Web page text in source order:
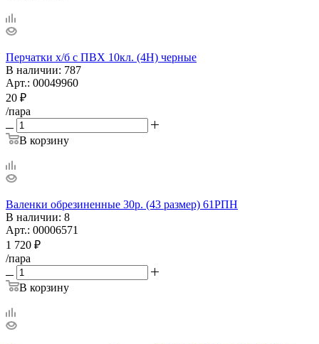
Перчатки х/б с ПВХ 10кл. (4Н) черные
В наличии: 787
Арт.: 00049960
20 ₽
/пара
В корзину
Валенки обрезиненные 30р. (43 размер) 61РПН
В наличии: 8
Арт.: 00006571
1 720 ₽
/пара
В корзину